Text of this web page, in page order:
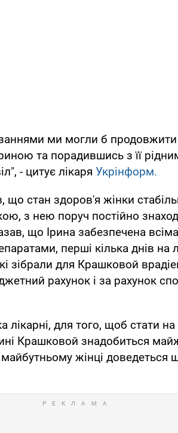
ми могли б продовжити
та порадившись з її
- цитує лікаря Укрінформ.
що стан здоров'я жінки
з нею поруч постійно
що Ірина забезпечена
перші кілька днів на
зібрали для Крашковой
рахунок і за рахунок
лікарні, для того, щоб стати на
Крашковой знадобиться
жінці доведеться